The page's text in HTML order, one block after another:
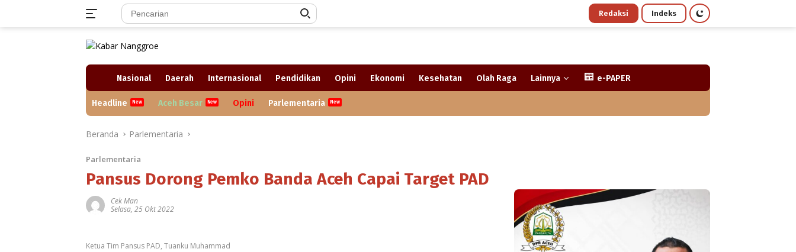
Redaksi Indeks
e
Nasional Daerah Internasional Pendidikan Opini Ekonomi Kesehatan Olah Raga Lainnya e-PAPER
Headline Aceh Besar Opini Parlementaria
Beranda Parlementaria
Parlementaria
Pansus Dorong Pemko Banda Aceh Capai Target PAD
Cek Man
Selasa, 25 Okt 2022
Ketua Tim Pansus PAD, Tuanku Muhammad